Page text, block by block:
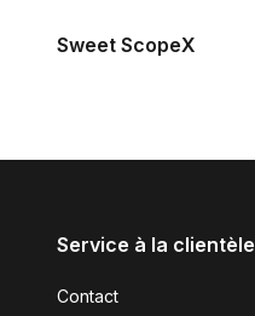
Sweet ScopeX
Service à la clientèle
Contact